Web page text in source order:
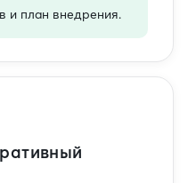
и план внедрения.